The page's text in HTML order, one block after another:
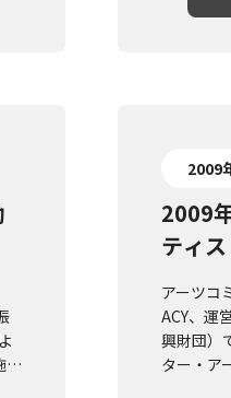
し
2009
2009
ティ
支援助
アーツコ
ACY、運
興財団）
ター・ア